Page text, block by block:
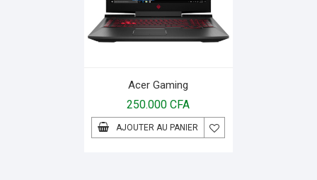
Acer Gaming
250.000CFA
AJOUTER AU PANIER